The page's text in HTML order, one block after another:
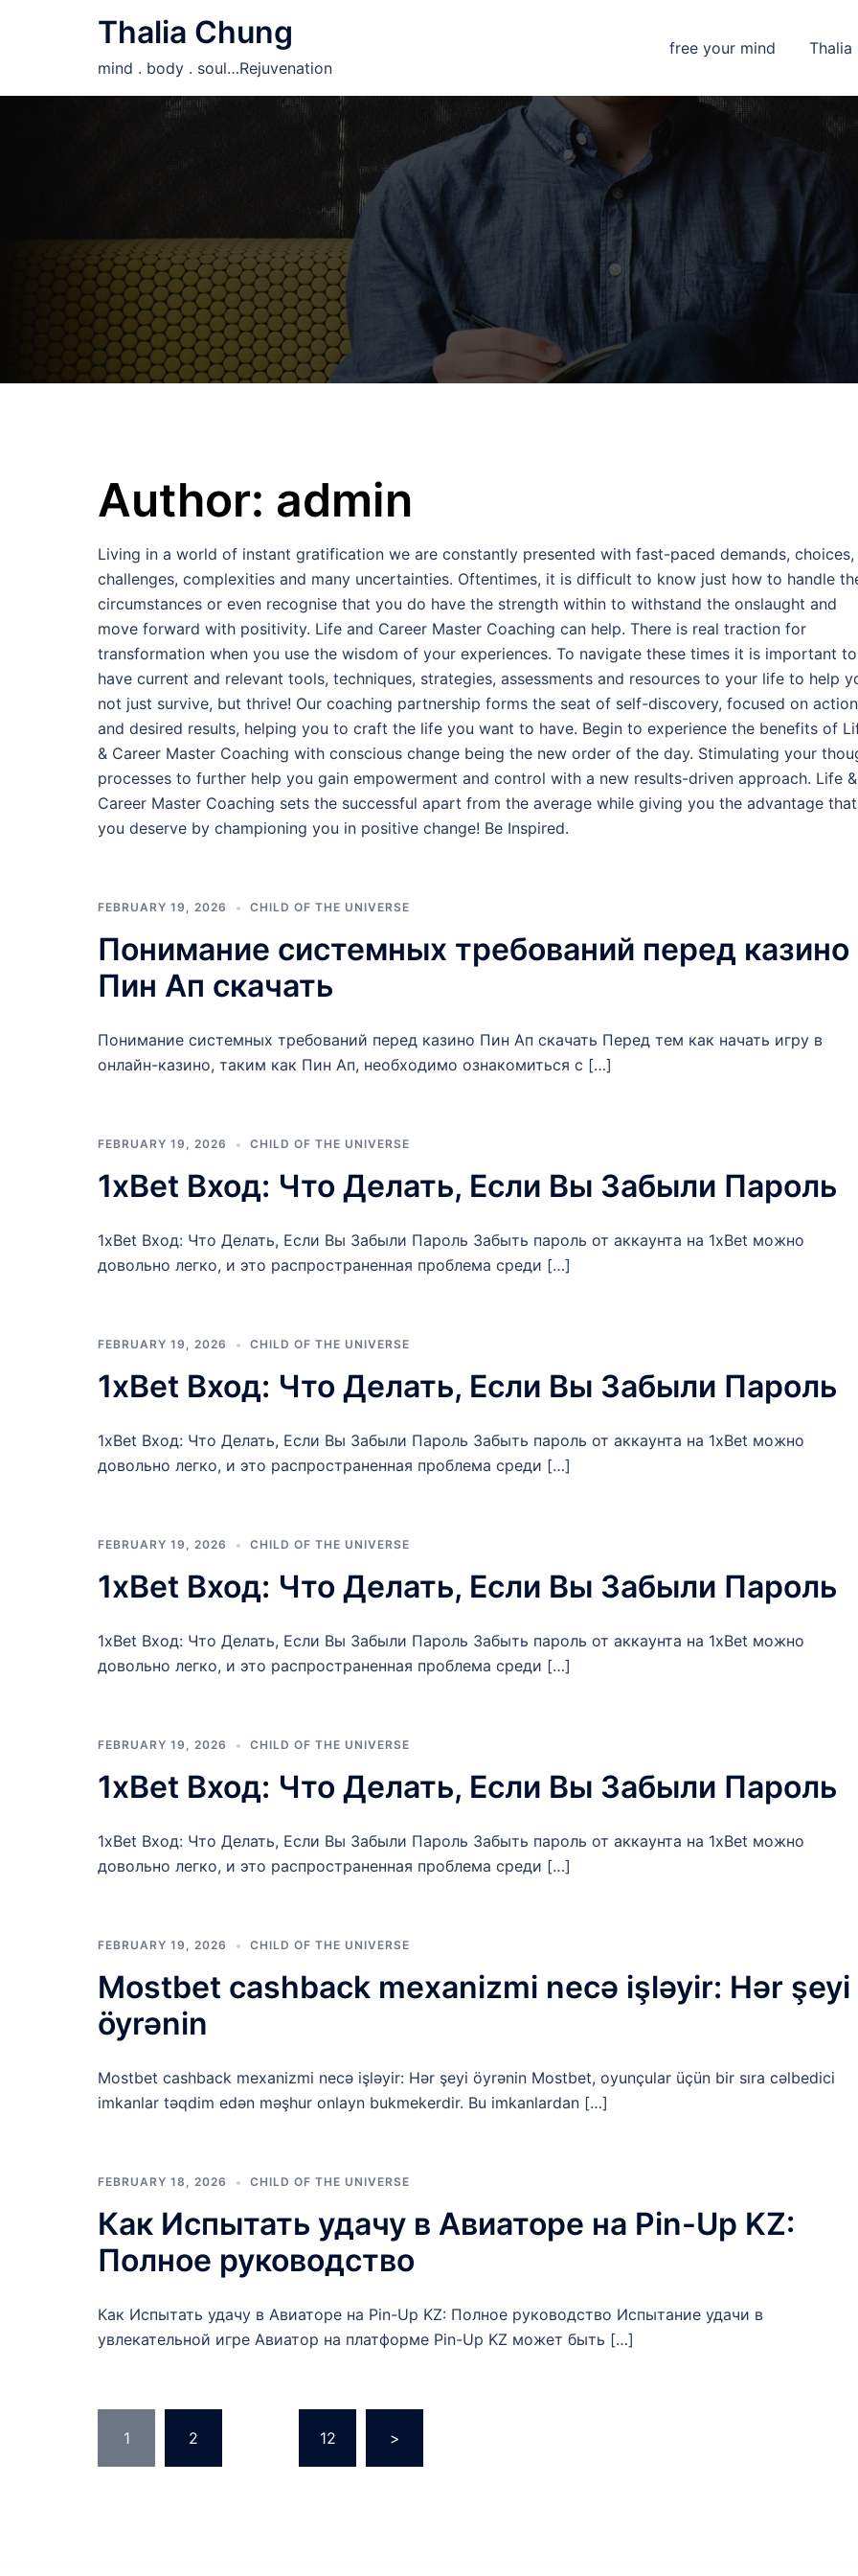
Thalia Chung
mind . body . soul…Rejuvenation
free your mind Thalia
Author: admin
Living in a world of instant gratification we are constantly presented with fast-paced demands, choices,
challenges, complexities and many uncertainties. Oftentimes, it is difficult to know just how to handle
circumstances or even recognise that you do have the strength within to withstand the onslaught and
move forward with positivity. Life and Career Master Coaching can help. There is real traction for
transformation when you use the wisdom of your experiences. To navigate these times it is important to
have current and relevant tools, techniques, strategies, assessments and resources to your life to help
not just survive, but thrive! Our coaching partnership forms the seat of self-discovery, focused on action
and desired results, helping you to craft the life you want to have. Begin to experience the benefits of
& Career Master Coaching with conscious change being the new order of the day. Stimulating your
processes to further help you gain empowerment and control with a new results-driven approach. Life &
Career Master Coaching sets the successful apart from the average while giving you the advantage that
you deserve by championing you in positive change! Be Inspired.
FEBRUARY 19, 2026 CHILD OF THE UNIVERSE
Понимание системных требований перед казино
Пин Ап скачать
Понимание системных требований перед казино Пин Ап скачать Перед тем как начать игру в
онлайн-казино, таким как Пин Ап, необходимо ознакомиться с […]
FEBRUARY 19, 2026 CHILD OF THE UNIVERSE
1xBet Вход: Что Делать, Если Вы Забыли Пароль
1xBet Вход: Что Делать, Если Вы Забыли Пароль Забыть пароль от аккаунта на 1xBet можно
довольно легко, и это распространенная проблема среди […]
FEBRUARY 19, 2026 CHILD OF THE UNIVERSE
1xBet Вход: Что Делать, Если Вы Забыли Пароль
1xBet Вход: Что Делать, Если Вы Забыли Пароль Забыть пароль от аккаунта на 1xBet можно
довольно легко, и это распространенная проблема среди […]
FEBRUARY 19, 2026 CHILD OF THE UNIVERSE
1xBet Вход: Что Делать, Если Вы Забыли Пароль
1xBet Вход: Что Делать, Если Вы Забыли Пароль Забыть пароль от аккаунта на 1xBet можно
довольно легко, и это распространенная проблема среди […]
FEBRUARY 19, 2026 CHILD OF THE UNIVERSE
1xBet Вход: Что Делать, Если Вы Забыли Пароль
1xBet Вход: Что Делать, Если Вы Забыли Пароль Забыть пароль от аккаунта на 1xBet можно
довольно легко, и это распространенная проблема среди […]
FEBRUARY 19, 2026 CHILD OF THE UNIVERSE
Mostbet cashback mexanizmi necə işləyir: Hər şeyi
öyrənin
Mostbet cashback mexanizmi necə işləyir: Hər şeyi öyrənin Mostbet, oyunçular üçün bir sıra cəlbedici
imkanlar təqdim edən məşhur onlayn bukmekerdir. Bu imkanlardan […]
FEBRUARY 18, 2026 CHILD OF THE UNIVERSE
Как Испытать удачу в Авиаторе на Pin-Up KZ:
Полное руководство
Как Испытать удачу в Авиаторе на Pin-Up KZ: Полное руководство Испытание удачи в
увлекательной игре Авиатор на платформе Pin-Up KZ может быть […]
Posts
pagination
1 2 12 >